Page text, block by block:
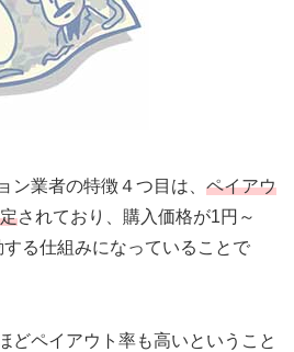
ン業者の特徴４つ目は、 ペイアウ
されており、 購入価格が1円～
る仕組みになっていることで
どペイアウト率も高いということ